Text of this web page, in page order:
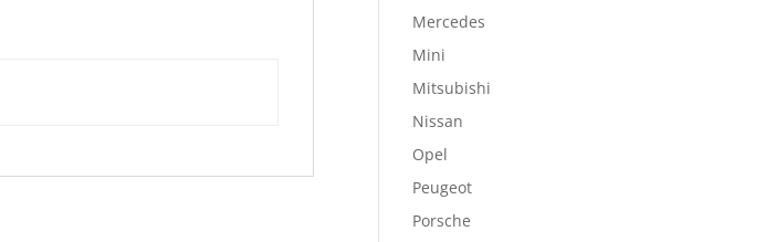
Mercedes
Mini
Mitsubishi
Nissan
Opel
Peugeot
Porsche